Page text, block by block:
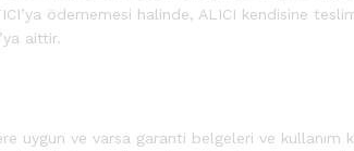
ödememesi halinde, ALICI kendisine
aittir.
ve varsa garanti belgeleri ve kullanım